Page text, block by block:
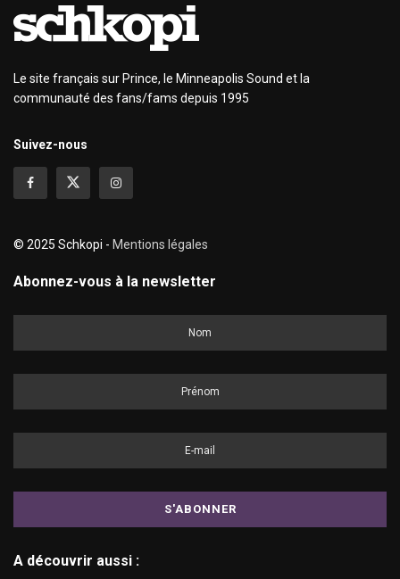
Le site français sur Prince, le Minneapolis Sound et la
communauté des fans/fams depuis 1995
Suivez-nous
© 2025 Schkopi - Mentions légales
Abonnez-vous à la newsletter
A découvrir aussi :